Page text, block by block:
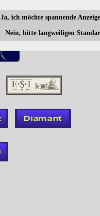
Ja, ich möchte spannende
Nein, bitte langweiligen